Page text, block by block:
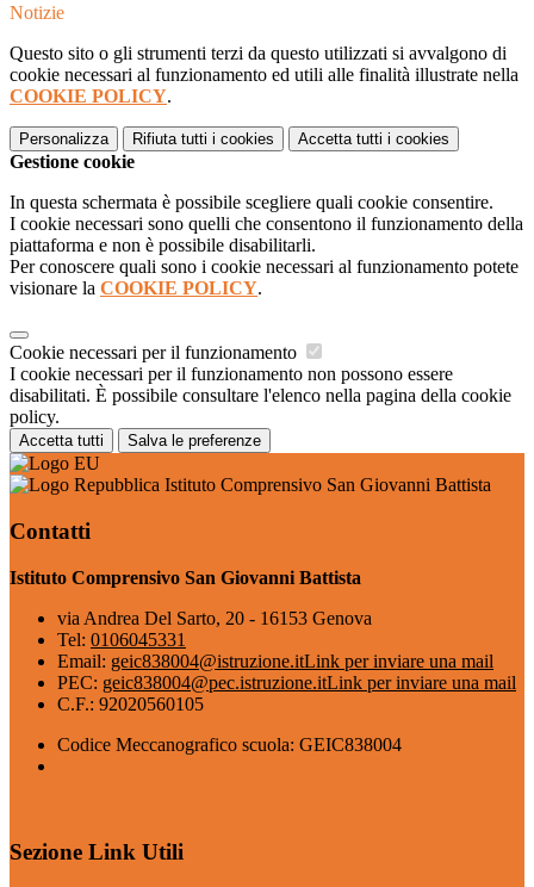
Notizie
Questo sito o gli strumenti terzi da questo utilizzati si avvalgono di
cookie necessari al funzionamento ed utili alle finalità illustrate nella
COOKIE POLICY.
Personalizza Rifiuta tutti i cookies Accetta tutti i cookies
Gestione cookie
In questa schermata è possibile scegliere quali cookie consentire.
I cookie necessari sono quelli che consentono il funzionamento della
piattaforma e non è possibile disabilitarli.
Per conoscere quali sono i cookie necessari al funzionamento potete
visionare la COOKIE POLICY.
Cookie necessari per il funzionamento
I cookie necessari per il funzionamento non possono essere
disabilitati. È possibile consultare l'elenco nella pagina della cookie
policy.
Accetta tutti Salva le preferenze
Istituto Comprensivo San Giovanni Battista
Contatti
Istituto Comprensivo San Giovanni Battista
via Andrea Del Sarto, 20 - 16153 Genova
Tel: 0106045331
Email: geic838004@istruzione.itLink per inviare una mail
PEC: geic838004@pec.istruzione.itLink per inviare una mail
C.F.: 92020560105
Codice Meccanografico scuola: GEIC838004
Sezione Link Utili